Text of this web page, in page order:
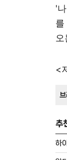
'
를
<
추
하